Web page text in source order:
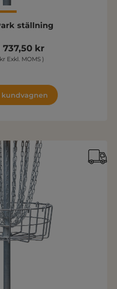
ställning
737,50 kr
Exkl. MOMS )
kundvagnen